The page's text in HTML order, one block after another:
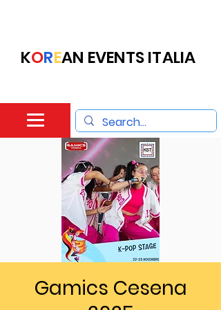
KOREAN EVENTS ITALIA
Gamics Cesena